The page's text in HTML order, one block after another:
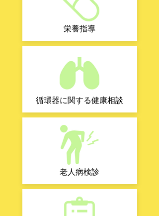
栄養指導
循環器に関する健康相談
老人病検診